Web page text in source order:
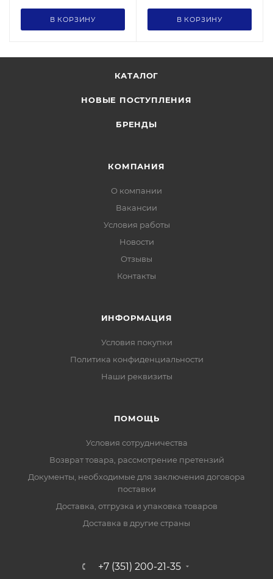
В КОРЗИНУ В КОРЗИНУ
КАТАЛОГ
НОВЫЕ ПОСТУПЛЕНИЯ
БРЕНДЫ
КОМПАНИЯ
О компании
Вакансии
Условия работы
Новости
Отзывы
Контакты
ИНФОРМАЦИЯ
Условия покупки
Политика конфиденциальности
Наши реквизиты
ПОМОЩЬ
Условия сотрудничества
Возврат товара, рассмотрение претензий
Документы, необходимые для заключения договора
поставки
Доставка, отгрузка и упаковка товаров
Доставка в другие страны
+7 (351) 200-21-35